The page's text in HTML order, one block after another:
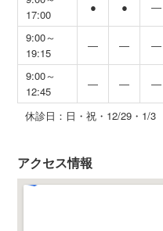
17:00
● ● ―
9:00～
19:15
― ― ―
9:00～
12:45
― ― ―
休診日：日・祝・12/29・1/3
アクセス情報